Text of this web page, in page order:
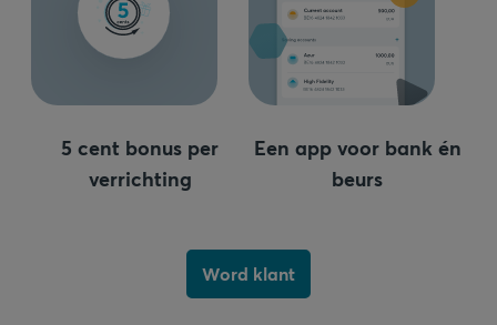
5 cent bonus per
verrichting
Een app voor bank én
beurs
Word klant